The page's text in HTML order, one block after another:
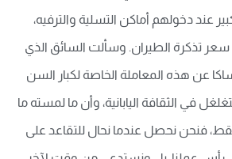
عند دخولهم أماكن التسلية والترفيه،
تذكرة الطيران. وسألت السائق الذي
عن هذه المعاملة الخاصة لكبار السن
في الثقافة اليابانية، وأن ما لمسته ما
فنحن نحصل عندما نحال للتقاعد على